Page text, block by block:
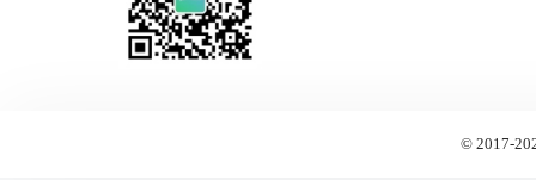
© 2017-